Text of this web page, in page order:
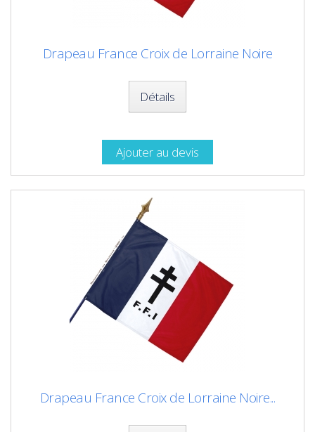
Drapeau France Croix de Lorraine Noire
Détails
Ajouter au devis
Drapeau France Croix de Lorraine Noire...